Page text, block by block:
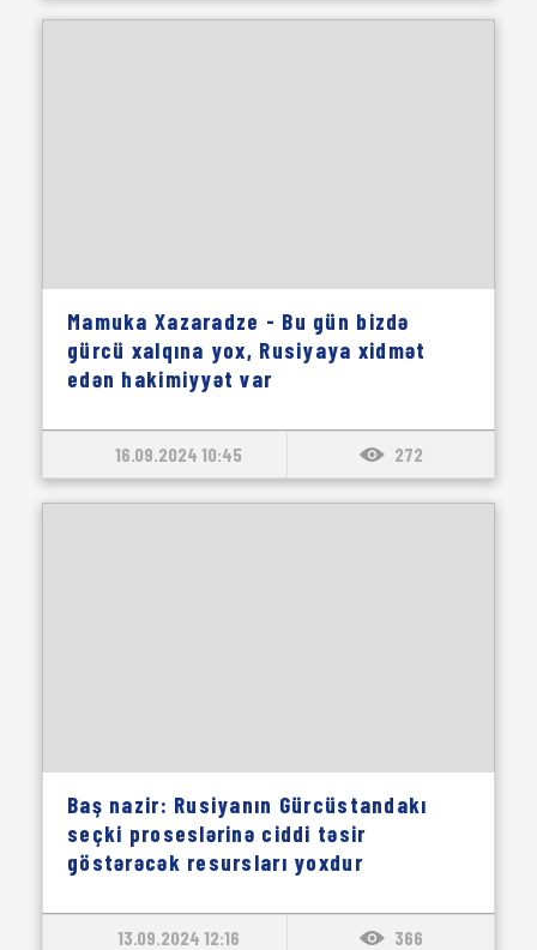
Mamuka Xazaradze - Bu gün bizdə
gürcü xalqına yox, Rusiyaya xidmət
edən hakimiyyət var
16.09.2024 10:45 272
Baş nazir: Rusiyanın Gürcüstandakı
seçki proseslərinə ciddi təsir
göstərəcək resursları yoxdur
13.09.2024 12:16 366